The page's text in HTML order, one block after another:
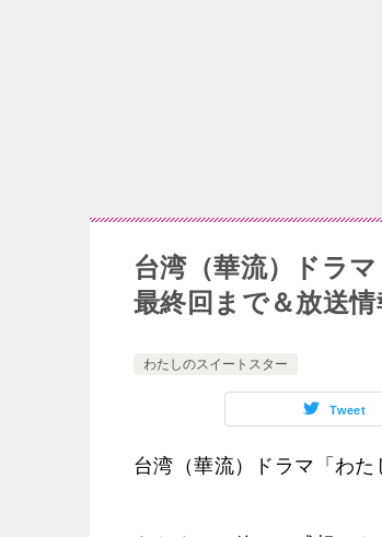
台湾（華流）ドラ
最終回まで＆放送情
わたしのスイートスター
Tweet
台湾（華流）ドラマ「わた